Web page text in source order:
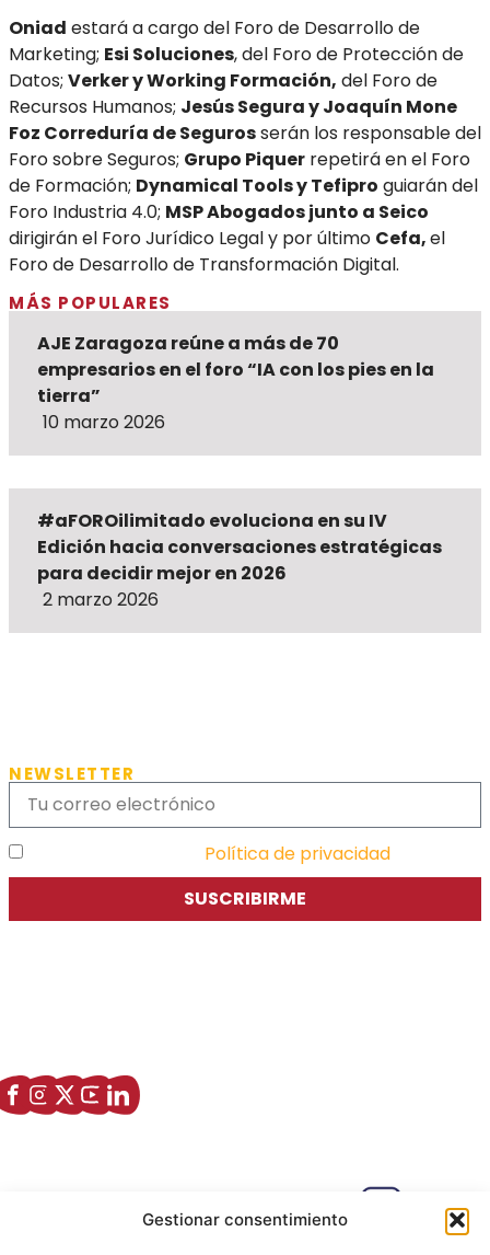
Gestionar consentimiento
Oniad estará a cargo del Foro de Desarrollo de
Marketing; Esi Soluciones, del Foro de Protección de
Datos; Verker y Working Formación, del Foro de
Recursos Humanos; Jesús Segura y Joaquín Mone
Foz Correduría de Segurosserán los responsable del
Foro sobre Seguros; Grupo Piquer repetirá en el Foro
de Formación; Dynamical Tools y Tefipro guiarán del
Foro Industria 4.0; MSP Abogados junto a Seico
dirigirán el Foro Jurídico Legal y por último Cefa,el
Foro de Desarrollo de Transformación Digital.
MÁS POPULARES
AJE Zaragoza reúne a más de 70
empresarios en el foro “IA con los pies en la
tierra”
10 marzo 2026
#aFOROilimitado evoluciona en su IV
Edición hacia conversaciones estratégicas
para decidir mejor en 2026
2 marzo 2026
NEWSLETTER
Política de privacidad
SUSCRIBIRME
Hiberus Ecosystem Lab 50009 –